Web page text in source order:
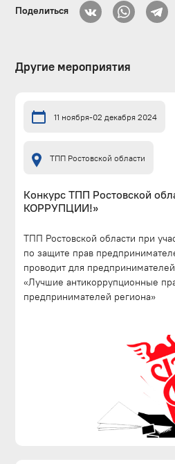
Поделиться
Другие мероприятия
11 ноября-02 декабря 2024
ТПП Ростовской области
Конкурс ТПП Ростовской
КОРРУПЦИИ!»
ТПП Ростовской области при
по защите прав
проводит для
«Лучшие антикоррупционные
предпринимателей региона»